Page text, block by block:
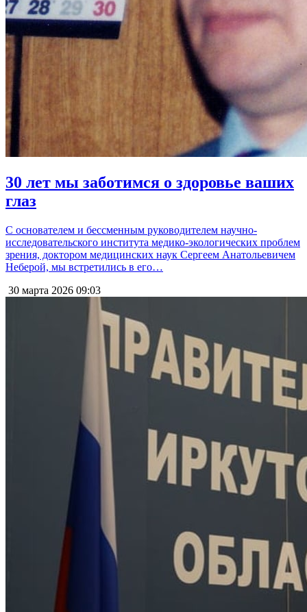
30 лет мы заботимся о здоровье ваших
глаз
С основателем и бессменным руководителем научно-
исследовательского института медико-экологических проблем
зрения, доктором медицинских наук Сергеем Анатольевичем
Неберой, мы встретились в его…
30 марта 2026 09:03